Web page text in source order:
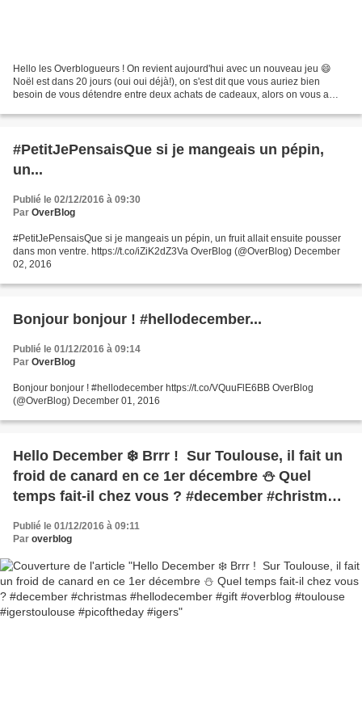
Hello les Overblogueurs ! On revient aujourd'hui avec un nouveau jeu 😄
Noël est dans 20 jours (oui oui déjà!), on s'est dit que vous auriez bien
besoin de vous détendre entre deux achats de cadeaux, alors on vous a
#PetitJePensaisQue si je mangeais un pépin,
un...
Publié le 02/12/2016 à 09:30
Par OverBlog
#PetitJePensaisQue si je mangeais un pépin, un fruit allait ensuite pousser
dans mon ventre. https://t.co/iZiK2dZ3Va OverBlog (@OverBlog) December
02, 2016
Bonjour bonjour ! #hellodecember...
Publié le 01/12/2016 à 09:14
Par OverBlog
Bonjour bonjour ! #hellodecember https://t.co/VQuuFlE6BB OverBlog
(@OverBlog) December 01, 2016
Hello December ❄️ Brrr ! Sur Toulouse, il fait un
froid de canard en ce 1er décembre ⛄️ Quel
temps fait-il chez vous ? #december #christmas
#hellodecember #gift #overblog #toulouse
#igerstoulouse #picoftheday #igers
Publié le 01/12/2016 à 09:11
Par overblog